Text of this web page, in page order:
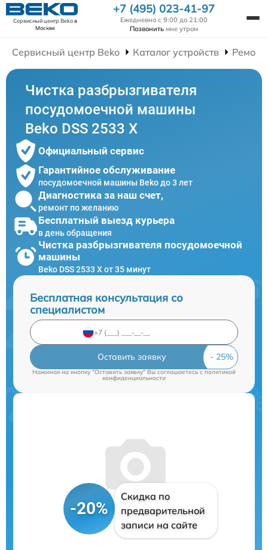
Сервисный центр Bekoв
Москве
+7 (495) 023-41-97
Ежедневно с 9:00 до 21:00
Позвонить мне утром
Сервисный центр Beko Каталог устройств
Чистка разбрызгивателя
посудомоечной машины
Beko DSS 2533 X
Официальный сервис
Гарантийное обслуживание
посудомоечной машины Beko до 3 лет
Диагностика за наш счет,
ремонт по желанию
Бесплатный выезд курьера
в день обращения
Чистка разбрызгивателя посудомоечной
машины
Beko DSS 2533 X от 35 минут
Бесплатная консультация со
специалистом
Оставить заявку
Нажимая на кнопку "Оставить заявку" Вы соглашаетесь cполитикой
конфиденциальности
-20%
Скидка по
предварительной
записи на сайте